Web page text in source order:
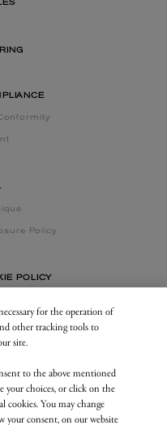
Policy
POLICY
US
for the operation of
other tracking tools to
site.
to the above mentioned
your choices, or click on the
You may change
your consent, on our website